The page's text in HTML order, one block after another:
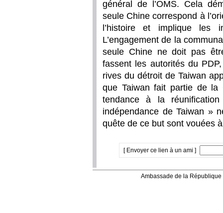
général de l’OMS. Cela
seule Chine correspond à
l’histoire et implique les
L’engagement de la
seule Chine ne doit pas
fassent les autorités du
rives du détroit de Taiwan
que Taiwan fait partie de
tendance à la
indépendance de Taiwan »
quête de ce but sont vouées
[ Envoyer ce lien à un ami ]
Ambassade de la